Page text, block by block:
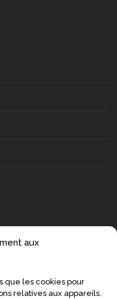
aux
que les cookies pour
relatives aux appareils.
grippe et préserver